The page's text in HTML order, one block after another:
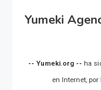
Yumeki
-- Yumeki.org -- ha
en Internet,